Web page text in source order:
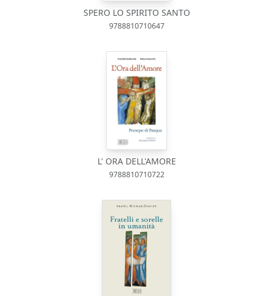
SPERO LO SPIRITO SANTO
9788810710647
L' ORA DELL'AMORE
9788810710722